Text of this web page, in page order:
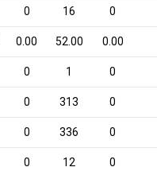
0 16 0
0.00 52.00 0.00
0 1 0
0 313 0
0 336 0
0 12 0